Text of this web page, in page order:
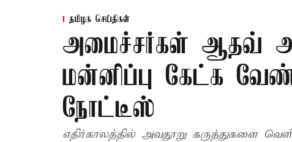
தமிழக செய்திகள்
அமைச்சர்கள் ஆதவ்
மன்னிப்பு கேட்க
நோட்டீஸ்
எதிர்காலத்தில் அவதூறு கருத்துகளை